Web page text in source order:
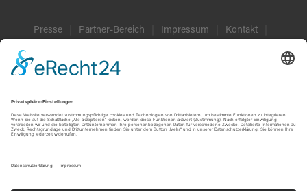
Presse Partner-Bereich Impressum Kontakt
Datenschutz